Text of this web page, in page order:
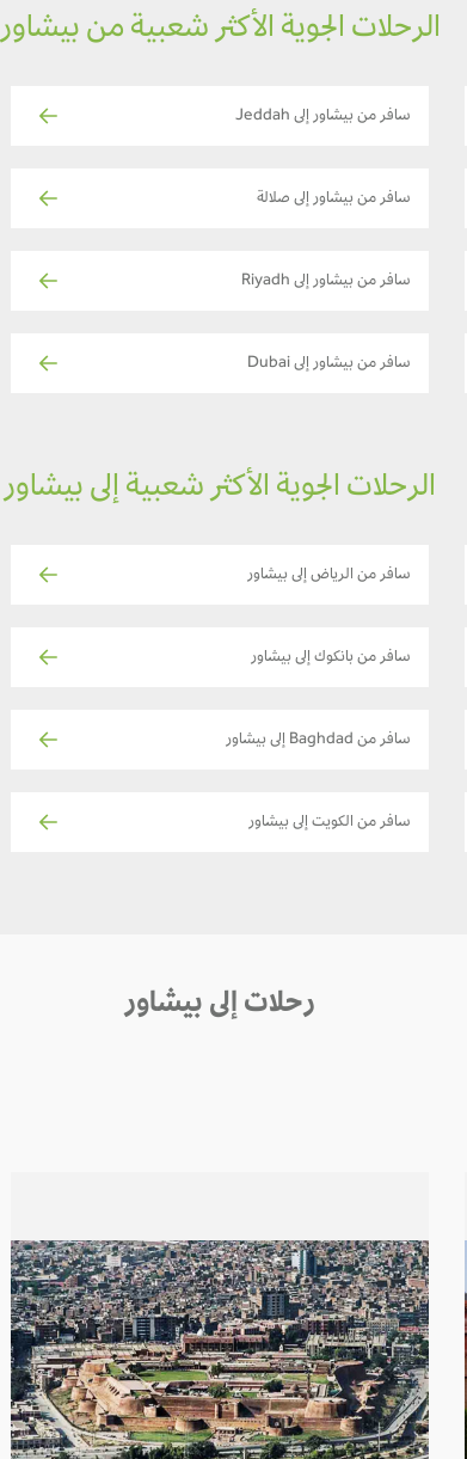
الرحلات الجوية الأكثر شعبية من بيشاور
سافر من بيشاور إلى Jeddah
سافر من بيشاور إلى صلالة
سافر من بيشاور إلى Riyadh
سافر من بيشاور إلى Dubai
الرحلات الجوية الأكثر شعبية إلى بيشاور
سافر من الرياض إلى بيشاور
سافر من بانكوك إلى بيشاور
سافر من Baghdad إلى بيشاور
سافر من الكويت إلى بيشاور
رحلات إلى بيشاور